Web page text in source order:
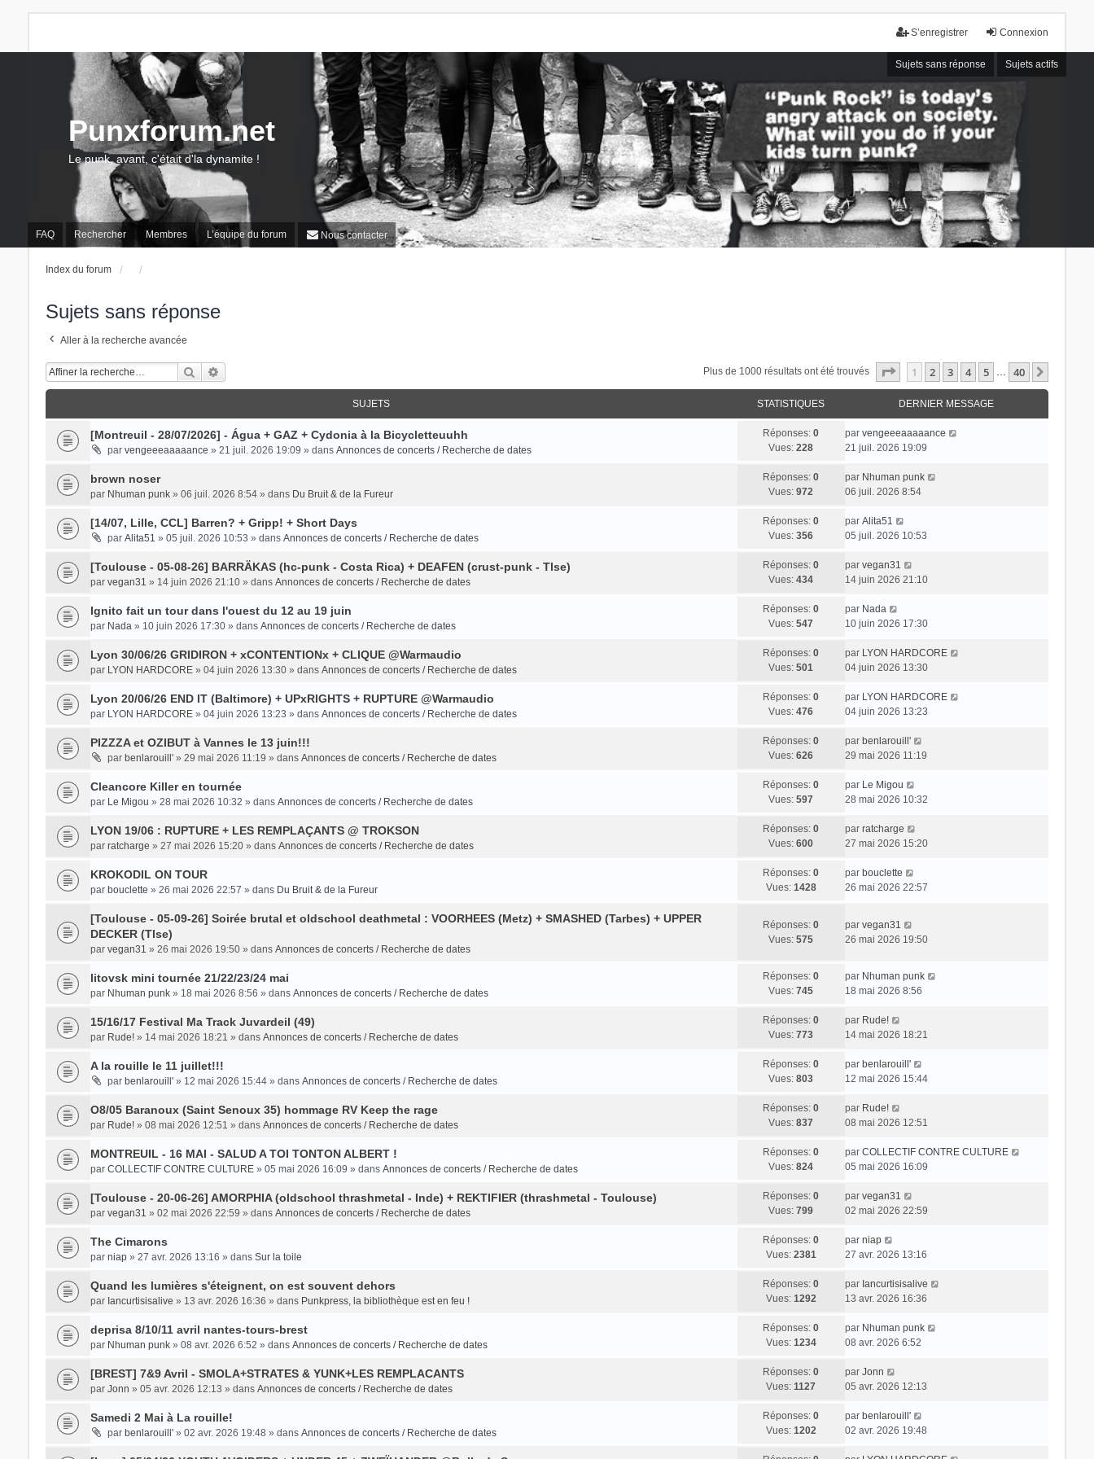
Connexion
S’enregistrer
Sujets sans réponse Sujets actifs
FAQ Rechercher Membres L’équipe du forum Nous contacter
Punxforum.net
Le punk, avant, c'était d'la dynamite !
Index du forum
Sujets sans réponse
Aller à la recherche avancée
Rechercher Plus de 1000 résultats ont été trouvés Page sur40
1 2 3 4 5 … 40
SUJETS STATISTIQUES DERNIER MESSAGE
[Montreuil - 28/07/2026] - Água + GAZ + Cydonia à la Bicycletteuuhh
par vengeeeaaaaance » 21 juil. 2026 19:09 » dans Annonces de concerts / Recherche de dates
Réponses:0
Vues:228
par vengeeeaaaaance
21 juil. 2026 19:09
brown noser
par Nhuman punk» 06 juil. 2026 8:54 » dans Du Bruit & de la Fureur
Réponses:0
Vues:972
par Nhuman punk
06 juil. 2026 8:54
[14/07, Lille, CCL] Barren? + Gripp! + Short Days
par Alita51 » 05 juil. 2026 10:53 » dans Annonces de concerts / Recherche de dates
Réponses:0
Vues:356
par Alita51
05 juil. 2026 10:53
[Toulouse - 05-08-26] BARRÄKAS (hc-punk - Costa Rica) + DEAFEN (crust-punk - Tlse)
par vegan31 » 14 juin 2026 21:10 » dans Annonces de concerts / Recherche de dates
Réponses:0
Vues:434
par vegan31
14 juin 2026 21:10
Ignito fait un tour dans l'ouest du 12 au 19 juin
par Nada» 10 juin 2026 17:30 » dans Annonces de concerts / Recherche de dates
Réponses:0
Vues:547
par Nada
10 juin 2026 17:30
Lyon 30/06/26 GRIDIRON + xCONTENTIONx + CLIQUE @Warmaudio
par LYON HARDCORE» 04 juin 2026 13:30 » dans Annonces de concerts / Recherche de dates
Réponses:0
Vues:501
par LYON HARDCORE
04 juin 2026 13:30
Lyon 20/06/26 END IT (Baltimore) + UPxRIGHTS + RUPTURE @Warmaudio
par LYON HARDCORE» 04 juin 2026 13:23 » dans Annonces de concerts / Recherche de dates
Réponses:0
Vues:476
par LYON HARDCORE
04 juin 2026 13:23
PIZZZA et OZIBUT à Vannes le 13 juin!!!
par benlarouill'» 29 mai 2026 11:19 » dans Annonces de concerts / Recherche de dates
Réponses:0
Vues:626
par benlarouill'
29 mai 2026 11:19
Cleancore Killer en tournée
par Le Migou » 28 mai 2026 10:32 » dans Annonces de concerts / Recherche de dates
Réponses:0
Vues:597
par Le Migou
28 mai 2026 10:32
LYON 19/06 : RUPTURE + LES REMPLAÇANTS @ TROKSON
par ratcharge » 27 mai 2026 15:20 » dans Annonces de concerts / Recherche de dates
Réponses:0
Vues:600
par ratcharge
27 mai 2026 15:20
KROKODIL ON TOUR
par bouclette » 26 mai 2026 22:57 » dans Du Bruit & de la Fureur
Réponses:0
Vues: 1428
par bouclette
26 mai 2026 22:57
[Toulouse - 05-09-26] Soirée brutal et oldschool deathmetal : VOORHEES (Metz) + SMASHED (Tarbes) + UPPER
DECKER (Tlse)
par vegan31 » 26 mai 2026 19:50 » dans Annonces de concerts / Recherche de dates
Réponses:0
Vues:575
par vegan31
26 mai 2026 19:50
litovsk mini tournée 21/22/23/24 mai
par Nhuman punk» 18 mai 2026 8:56 » dans Annonces de concerts / Recherche de dates
Réponses:0
Vues:745
par Nhuman punk
18 mai 2026 8:56
15/16/17 Festival Ma Track Juvardeil (49)
par Rude!» 14 mai 2026 18:21 » dans Annonces de concerts / Recherche de dates
Réponses:0
Vues:773
par Rude!
14 mai 2026 18:21
A la rouille le 11 juillet!!!
par benlarouill'» 12 mai 2026 15:44 » dans Annonces de concerts / Recherche de dates
Réponses:0
Vues:803
par benlarouill'
12 mai 2026 15:44
O8/05 Baranoux (Saint Senoux 35) hommage RV Keep the rage
par Rude!» 08 mai 2026 12:51 » dans Annonces de concerts / Recherche de dates
Réponses:0
Vues:837
par Rude!
08 mai 2026 12:51
MONTREUIL - 16 MAI - SALUD A TOI TONTON ALBERT !
par COLLECTIF CONTRE CULTURE» 05 mai 2026 16:09 » dans Annonces de concerts / Recherche de dates
Réponses:0
Vues:824
par COLLECTIF CONTRE CULTURE
05 mai 2026 16:09
[Toulouse - 20-06-26] AMORPHIA (oldschool thrashmetal - Inde) + REKTIFIER (thrashmetal - Toulouse)
par vegan31 » 02 mai 2026 22:59 » dans Annonces de concerts / Recherche de dates
Réponses:0
Vues:799
par vegan31
02 mai 2026 22:59
The Cimarons
par niap» 27 avr. 2026 13:16 » dans Sur la toile
Réponses:0
Vues: 2381
par niap
27 avr. 2026 13:16
Quand les lumières s'éteignent, on est souvent dehors
par Iancurtisisalive » 13 avr. 2026 16:36 » dans Punkpress, la bibliothèque est en feu !
Réponses:0
Vues: 1292
par Iancurtisisalive
13 avr. 2026 16:36
deprisa 8/10/11 avril nantes-tours-brest
par Nhuman punk» 08 avr. 2026 6:52 » dans Annonces de concerts / Recherche de dates
Réponses:0
Vues: 1234
par Nhuman punk
08 avr. 2026 6:52
[BREST] 7&9 Avril - SMOLA+STRATES & YUNK+LES REMPLACANTS
par Jonn » 05 avr. 2026 12:13 » dans Annonces de concerts / Recherche de dates
Réponses:0
Vues:1127
par Jonn
05 avr. 2026 12:13
Samedi 2 Mai à La rouille!
par benlarouill'» 02 avr. 2026 19:48 » dans Annonces de concerts / Recherche de dates
Réponses:0
Vues: 1202
par benlarouill'
02 avr. 2026 19:48